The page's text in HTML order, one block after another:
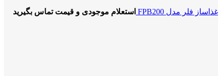
غذاساز فلر مدل FPB200 استعلام موجودی و قیمت تماس بگیرید